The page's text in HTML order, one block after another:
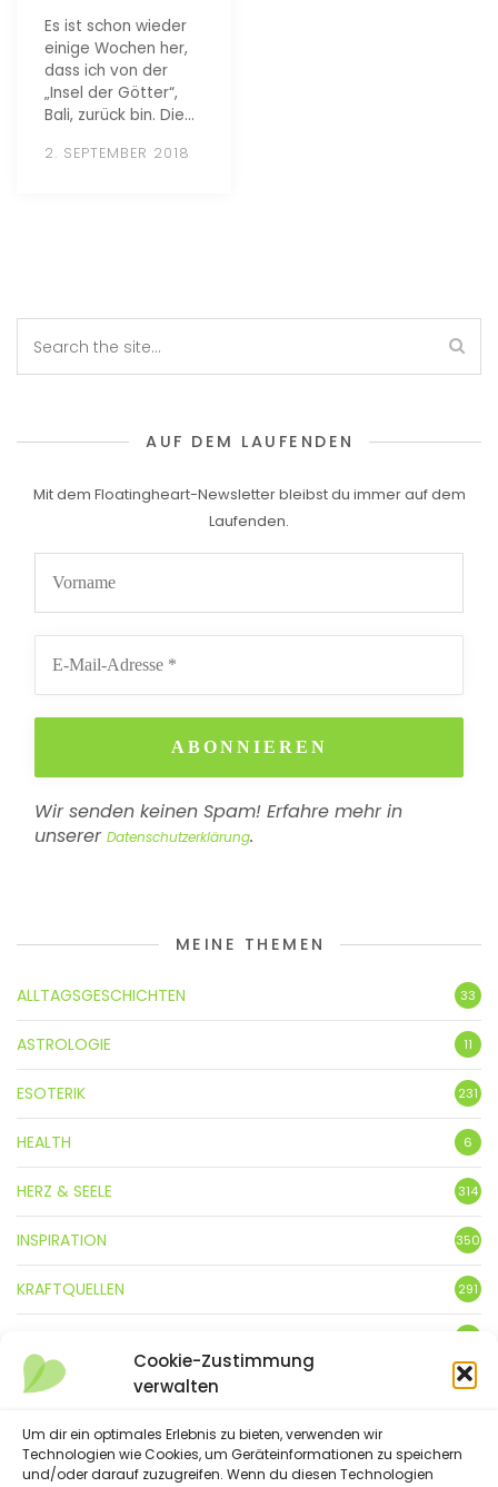
Cookie-Zustimmung
verwalten
Um dir ein optimales Erlebnis zu bieten, verwenden wir
Technologien wie Cookies, um Geräteinformationen zu speichern
und/oder darauf zuzugreifen. Wenn du diesen Technologien
Es ist schon wieder
einige Wochen her,
dass ich von der
„Insel der Götter“,
Bali, zurück bin. Die…
2. SEPTEMBER 2018
AUF DEM LAUFENDEN
Mit dem Floatingheart-Newsletter bleibst du immer auf dem
Laufenden.
Wir senden keinen Spam! Erfahre mehr in
unserer Datenschutzerklärung.
MEINE THEMEN
ALLTAGSGESCHICHTEN 33
ASTROLOGIE 11
ESOTERIK 231
HEALTH 6
HERZ & SEELE 314
INSPIRATION 350
KRAFTQUELLEN 291
3
LEBENSFREUDE 359
LIFESTYLE